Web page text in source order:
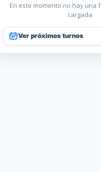
En este momento no hay una
cargada.
Ver próximos turnos